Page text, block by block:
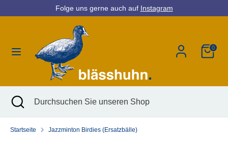
zum
Folge uns gerne auch auf Instagram
0
Währung
SuchenDurchsuchen
Sie
unseren
Shop
SuchenDurchsuchen
Shop
Suche
schließen
Startseite Jazzminton Birdies (Ersatzbälle)